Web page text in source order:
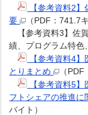
【参考資料2
要
（PDF：741.7
【参考資料3】佐
績、プログラム特色
【参考資料4
とりまとめ
（
【参考資料5
フトシェアの推進
バイト）